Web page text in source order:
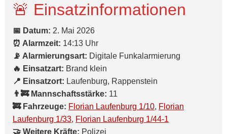
🚨 Einsatzinformationen
📅 Datum: 2. Mai 2026
⏰ Alarmzeit: 14:13 Uhr
📡 Alarmierungsart: Digitale Funkalarmierung
🔥 Einsatzart: Brand klein
📍 Einsatzort: Laufenburg, Rappenstein
👨‍🚒 Mannschaftsstärke: 11
🚒 Fahrzeuge: Florian Laufenburg 1/10, Florian
Laufenburg 1/33, Florian Laufenburg 1/44-1
🤝 Weitere Kräfte: Polizei